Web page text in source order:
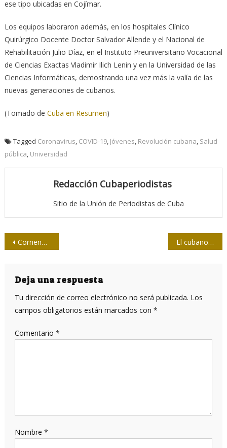
ese tipo ubicadas en Cojímar.
Los equipos laboraron además, en los hospitales Clínico
Quirúrgico Docente Doctor Salvador Allende y el Nacional de
Rehabilitación Julio Díaz, en el Instituto Preuniversitario Vocacional
de Ciencias Exactas Vladimir Ilich Lenin y en la Universidad de las
Ciencias Informáticas, demostrando una vez más la valía de las
nuevas generaciones de cubanos.
(Tomado de Cuba en Resumen)
Tagged Coronavirus COVID-19, Jóvenes Revolución cubana Salud
pública Universidad
Redacción Cubaperiodistas
Sitio de la Unión de Periodistas de Cuba
Navegación
entradas
Corriendo por la Revolución El cubano de España
Deja una respuesta
Tu dirección de correo electrónico no será publicada. Los
campos obligatorios están marcados con *
Comentario *
Nombre *